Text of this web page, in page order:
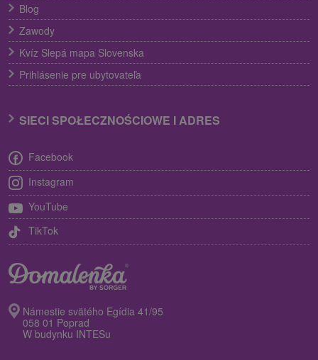
Blog
Zawody
Kvíz Slepá mapa Slovenska
Prihlásenie pre ubytovateľa
SIECI SPOŁECZNOŚCIOWE I ADRES
Facebook
Instagram
YouTube
TikTok
Námestie svätého Egídia 41/95
058 01 Poprad
W budynku INTESu